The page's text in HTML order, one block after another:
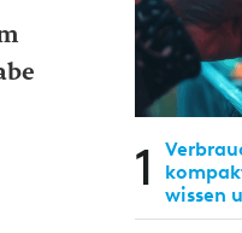
1
wissen